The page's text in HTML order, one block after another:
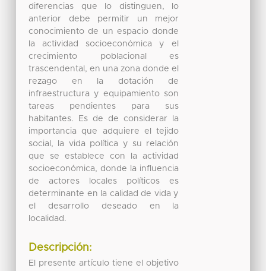
diferencias que lo distinguen, lo
anterior debe permitir un mejor
conocimiento de un espacio donde
la actividad socioeconómica y el
crecimiento poblacional es
trascendental, en una zona donde el
rezago en la dotación de
infraestructura y equipamiento son
tareas pendientes para sus
habitantes. Es de de considerar la
importancia que adquiere el tejido
social, la vida política y su relación
que se establece con la actividad
socioeconómica, donde la influencia
de actores locales políticos es
determinante en la calidad de vida y
el desarrollo deseado en la
localidad.
Descripción:
El presente artículo tiene el objetivo